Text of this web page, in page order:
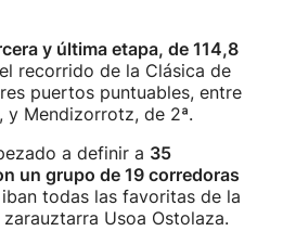
y última etapa, de 114,8
recorrido de la Clásica de
puertos puntuables, entre
y Mendizorrotz, de 2ª.
a definir a 35
un grupo de 19 corredoras
todas las favoritas de la
Usoa Ostolaza.